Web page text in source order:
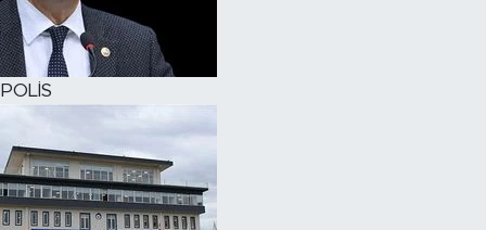
POLİS